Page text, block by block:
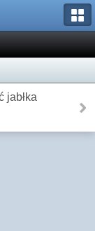
jabłka